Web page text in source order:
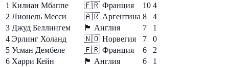
1 Килиан Мбаппе 🇫🇷 Франция 10 4
2 Лионель Месси 🇦🇷 Аргентина 8
4
3 Джуд Беллингем 🏴󠁧󠁢󠁥󠁮󠁧󠁿 Англия 7
1
4 Эрлинг Холанд 🇳🇴 Норвегия 7
0
5 Усман Дембеле 🇫🇷 Франция 6
2
6 Харри Кейн 🏴󠁧󠁢󠁥󠁮󠁧󠁿 Англия 6
1